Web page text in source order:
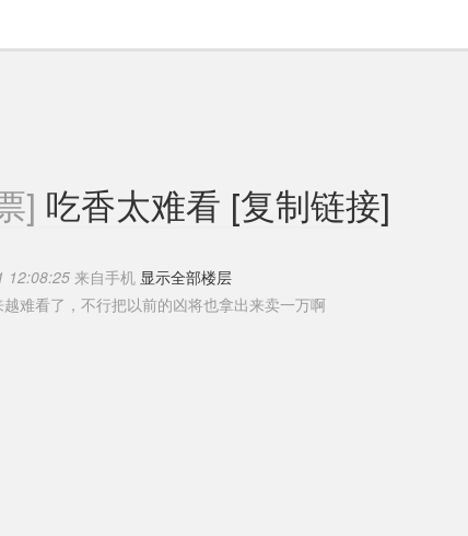
] 吃香太难看 [复制链接]
12:08:25 来自手机 显示全部楼层
难看了，不行把以前的凶将也拿出来卖一万啊